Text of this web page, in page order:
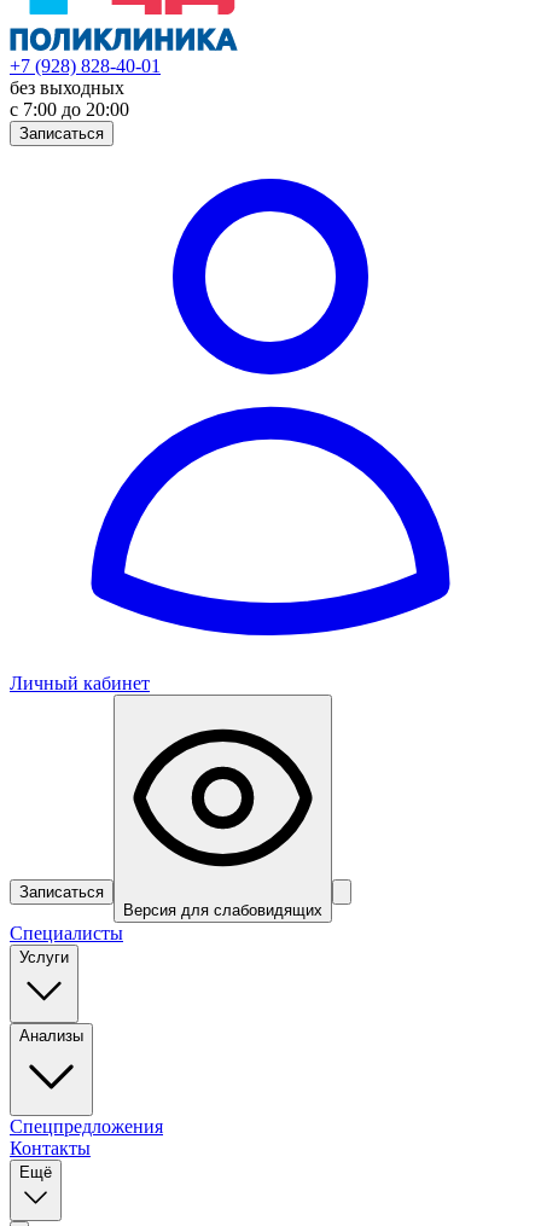
+7 (928) 828-40-01
без выходных
с 7:00 до 20:00
Записаться
Личный кабинет
Записаться
Версия для слабовидящих
Специалисты
Услуги
Анализы
Спецпредложения
Контакты
Ещё